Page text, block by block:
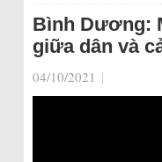
Bình Dương:
giữa dân và
04/10/2021 |